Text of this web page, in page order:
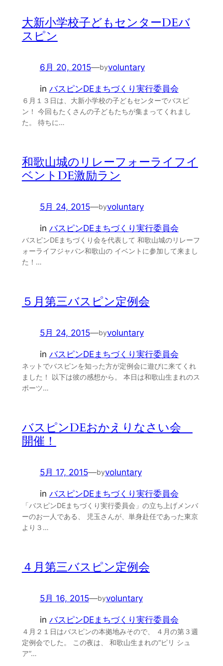
大新小学校子どもセンターDEバ
スピン
6月 20, 2015—byvoluntary
in バスピンDEまちづくり実行委員会
６月１３日は、大新小学校の子どもセンターでバスピ
ン！ 今回もたくさんの子どもたちが集まってくれまし
た。 待ちに…
和歌山城のリレーフォーライフイ
ベントDE激励ラン
5月 24, 2015—byvoluntary
in バスピンDEまちづくり実行委員会
バスピンDEまちづくり会を代表して 和歌山城のリレーフ
ォーライフジャパン和歌山の イベントに参加して来まし
た！…
５月第三バスピン定例会
5月 24, 2015—byvoluntary
in バスピンDEまちづくり実行委員会
ネットでバスピンを知った方が定例会に遊びに来てくれ
ました！ 以下は彼の感想から。 本日は和歌山生まれのス
ポーツ…
バスピンDEおかえりなさい会
開催！
5月 17, 2015—byvoluntary
in バスピンDEまちづくり実行委員会
「バスピンDEまちづくり実行委員会」の立ち上げメンバ
ーのお一人である、 児玉さんが、単身赴任であった東京
より３…
４月第三バスピン定例会
5月 16, 2015—byvoluntary
in バスピンDEまちづくり実行委員会
４月２１日はバスピンの本拠地みそので、 ４月の第３週
定例会でした。 この夜は、 和歌山生まれの“ピリ シュ
ア”…